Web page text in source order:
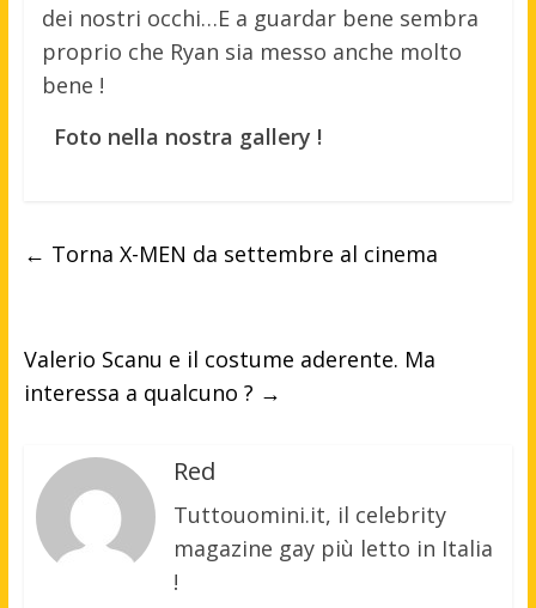
dei nostri occhi…E a guardar bene sembra
proprio che Ryan sia messo anche molto
bene !
Foto nella nostra gallery !
← Torna X-MEN da settembre al cinema
Valerio Scanu e il costume aderente. Ma
interessa a qualcuno ? →
Red
Tuttouomini.it, il celebrity
magazine gay più letto in Italia
!